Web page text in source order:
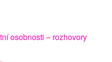
osobnosti – rozhovory